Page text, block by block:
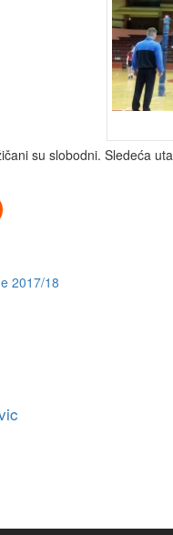
su slobodni. Sledeća
2017/18